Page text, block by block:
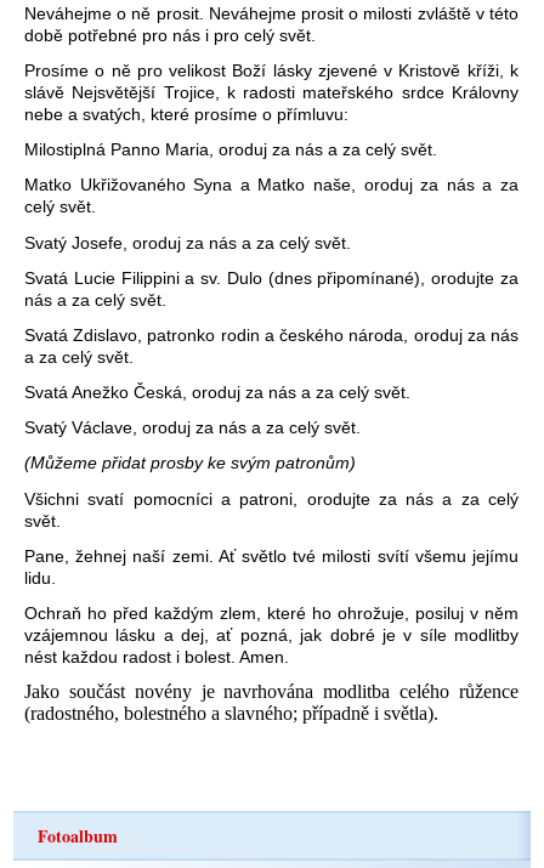
Neváhejme o ně prosit. Neváhejme prosit o milosti zvláště v této
době potřebné pro nás i pro celý svět.
Prosíme o ně pro velikost Boží lásky zjevené v Kristově kříži, k
slávě Nejsvětější Trojice, k radosti mateřského srdce Královny
nebe a svatých, které prosíme o přímluvu:
Milostiplná Panno Maria, oroduj za nás a za celý svět.
Matko Ukřižovaného Syna a Matko naše, oroduj za nás a za
celý svět.
Svatý Josefe, oroduj za nás a za celý svět.
Svatá Lucie Filippini a sv. Dulo (dnes připomínané), orodujte za
nás a za celý svět.
Svatá Zdislavo, patronko rodin a českého národa, oroduj za nás
a za celý svět.
Svatá Anežko Česká, oroduj za nás a za celý svět.
Svatý Václave, oroduj za nás a za celý svět.
(Můžeme přidat prosby ke svým patronům)
Všichni svatí pomocníci a patroni, orodujte za nás a za celý
svět.
Pane, žehnej naší zemi. Ať světlo tvé milosti svítí všemu jejímu
lidu.
Ochraň ho před každým zlem, které ho ohrožuje, posiluj v něm
vzájemnou lásku a dej, ať pozná, jak dobré je v síle modlitby
nést každou radost i bolest. Amen.
Jako součást novény je navrhována modlitba celého růžence
(radostného, bolestného a slavného; případně i světla).
Fotoalbum